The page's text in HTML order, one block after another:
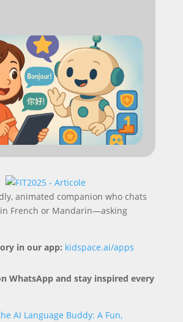
animated companion who chats
French or Mandarin—asking
in our app: kidspace.ai/apps
WhatsApp and stay inspired every
AI Language Buddy: A Fun,